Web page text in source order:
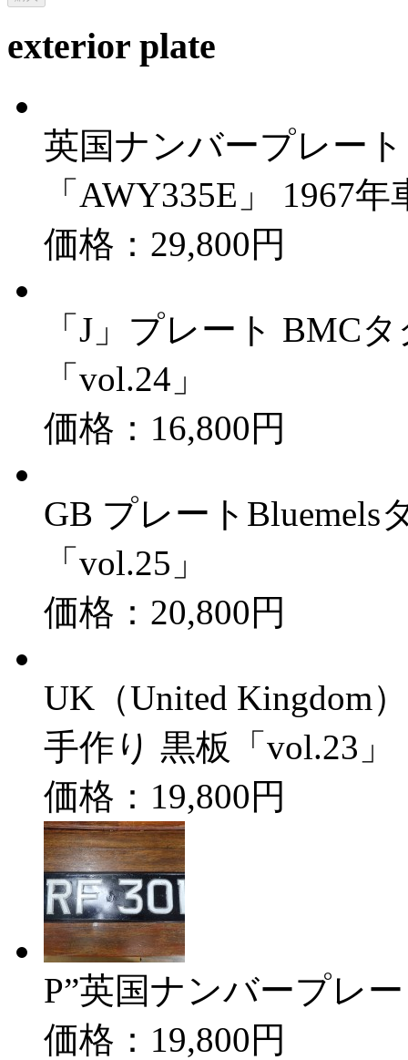
exterior plate
英国ナンバープレー
「AWY335E」 1967
価格：29,800円
「J」プレート BMC
「vol.24」
価格：16,800円
GB プレートBluemels
「vol.25」
価格：20,800円
UK（United Kingdom
手作り 黒板「vol.23」
価格：19,800円
P”英国ナンバープレ
価格：19,800円